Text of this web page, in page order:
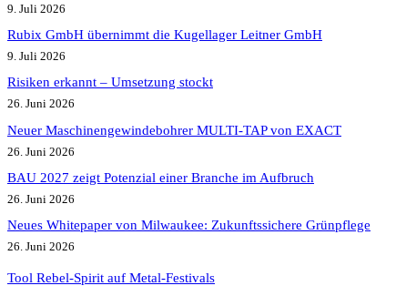
9. Juli 2026
Rubix GmbH übernimmt die Kugellager Leitner GmbH
9. Juli 2026
Risiken erkannt – Umsetzung stockt
26. Juni 2026
Neuer Maschinengewindebohrer MULTI-TAP von EXACT
26. Juni 2026
BAU 2027 zeigt Potenzial einer Branche im Aufbruch​
26. Juni 2026
Neues Whitepaper von Milwaukee: Zukunftssichere Grünpflege
26. Juni 2026
Tool Rebel-Spirit auf Metal-Festivals